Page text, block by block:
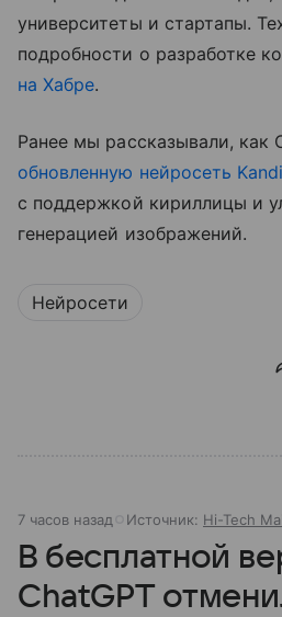
университеты и стартапы.
подробности о разработке
на Хабре.
Ранее мы рассказывали, как
обновленную нейросеть
с поддержкой кириллицы и
генерацией изображений.
Нейросети
7 часов назад Источник: Hi-Tech
В бесплатной
ChatGPT